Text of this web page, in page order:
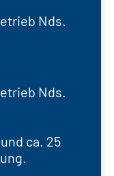
Nds.
Nds.
ca. 25